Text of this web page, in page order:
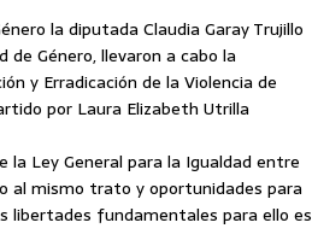
la diputada Claudia Garay Trujillo
de Género, llevaron a cabo la
y Erradicación de la Violencia de
por Laura Elizabeth Utrilla
la Ley General para la Igualdad entre
al mismo trato y oportunidades para
libertades fundamentales para ello es